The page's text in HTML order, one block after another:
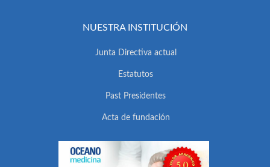
NUESTRA INSTITUCIÓN
Junta Directiva actual
Estatutos
Past Presidentes
Acta de fundación